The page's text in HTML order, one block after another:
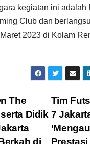
kegiatan ini adalah
Club dan
2023 di Kolam
Tim
7
Prestasi
The
Didik
di